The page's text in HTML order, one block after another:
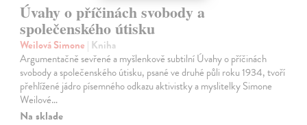
Úvahy o příčinách svobody a
společenského útisku
Weilová Simone | Kniha
Argumentačně sevřené a myšlenkově subtilní Úvahy o příčinách
svobody a společenského útisku, psané ve druhé půli roku 1934, tvoří
přehlížené jádro písemného odkazu aktivistky a myslitelky Simone
Weilové…
Na sklade